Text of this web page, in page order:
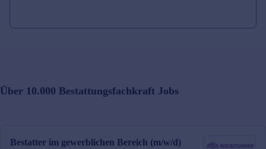
Über 10.000 Bestattungsfachkraft Jobs
Bestatter im gewerblichen Bereich (m/w/d)